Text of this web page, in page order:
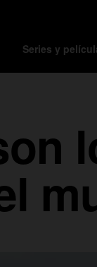
Series y